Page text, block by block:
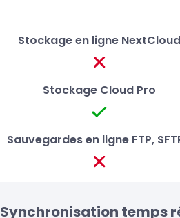
Synchronisation temps